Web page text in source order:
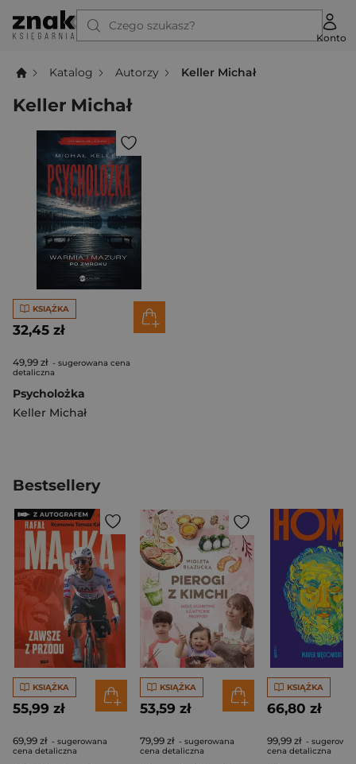
Czego szukasz?
Konto
Katalog Autorzy Keller Michał
Keller Michał
KSIĄŻKA
32,45 zł
49,99 zł - sugerowana cena
detaliczna
Psycholożka
Keller Michał
Bestsellery
KSIĄŻKA
55,99 zł
69,99 zł - sugerowana
cena detaliczna
KSIĄŻKA
53,59 zł
79,99 zł - sugerowana
cena detaliczna
KSIĄŻKA
66,80 zł
99,99 zł -
cena detaliczna